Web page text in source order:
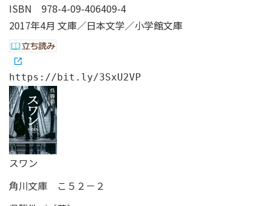
ISBN 978-4-09-406409-4
2017年4月 文庫／日本文学／小学館文庫
https://bit.ly/3SxU2VP
スワン
角川文庫 こ５２－２